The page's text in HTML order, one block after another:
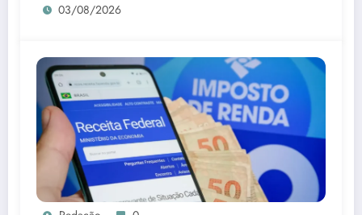
03/08/2026